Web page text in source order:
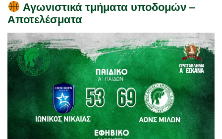
Αγωνιστικά τμήματα υποδομών –
Αποτελέσματα